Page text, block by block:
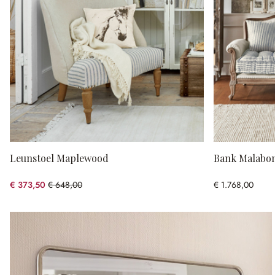
Leunstoel Maplewood
€ 373,50 € 648,00
(42.36% gespart)
Bank
€ 1.768,00